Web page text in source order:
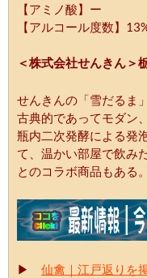
【アミノ酸】ー
【アルコール度数】
＜株式会社せんきん＞
せんきんの「雪だるま
古典的であってモダン
瓶内二次発酵による発
て、温かい部屋で飲み
とのコラボ商品もある。
▶ 仙禽｜江戸返りを